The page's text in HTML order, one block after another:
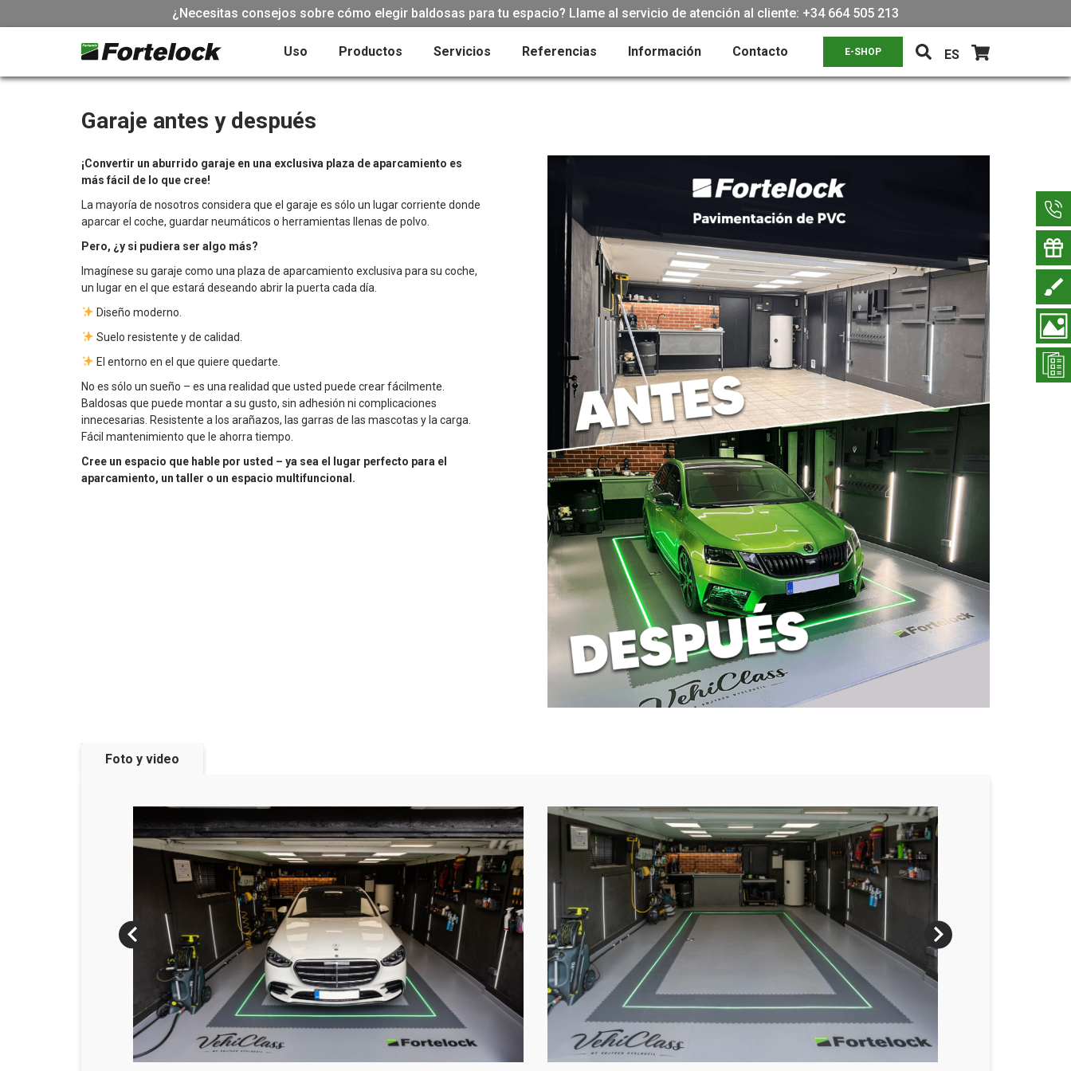
¿Necesitas consejos sobre cómo elegir baldosas para tu espacio? Llame al servicio de atención al cliente: +34 664 505 213
Uso Productos Servicios Referencias Información Contacto E-SHOP ES
Garaje antes y después
¡Convertir un aburrido garaje en una exclusiva plaza de aparcamiento es
más fácil de lo que cree!
La mayoría de nosotros considera que el garaje es sólo un lugar corriente donde
aparcar el coche, guardar neumáticos o herramientas llenas de polvo.
Pero, ¿y si pudiera ser algo más?
Imagínese su garaje como una plaza de aparcamiento exclusiva para su coche,
un lugar en el que estará deseando abrir la puerta cada día.
Diseño moderno.
Suelo resistente y de calidad.
El entorno en el que quiere quedarte.
No es sólo un sueño – es una realidad que usted puede crear fácilmente.
Baldosas que puede montar a su gusto, sin adhesión ni complicaciones
innecesarias. Resistente a los arañazos, las garras de las mascotas y la carga.
Fácil mantenimiento que le ahorra tiempo.
Cree un espacio que hable por usted – ya sea el lugar perfecto para el
aparcamiento, un taller o un espacio multifuncional.
Foto y video